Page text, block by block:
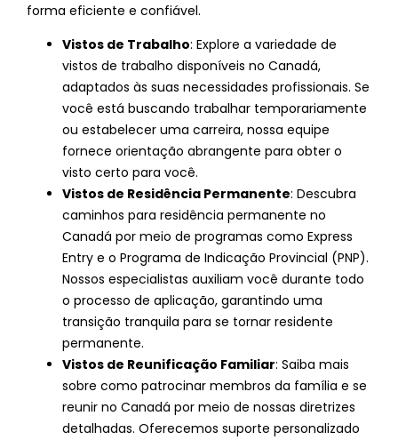
forma eficiente e confiável.
Vistos de Trabalho: Explore a variedade de
vistos de trabalho disponíveis no Canadá,
adaptados às suas necessidades profissionais. Se
você está buscando trabalhar temporariamente
ou estabelecer uma carreira, nossa equipe
fornece orientação abrangente para obter o
visto certo para você.
Vistos de Residência Permanente: Descubra
caminhos para residência permanente no
Canadá por meio de programas como Express
Entry e o Programa de Indicação Provincial (PNP).
Nossos especialistas auxiliam você durante todo
o processo de aplicação, garantindo uma
transição tranquila para se tornar residente
permanente.
Vistos de Reunificação Familiar: Saiba mais
sobre como patrocinar membros da família e se
reunir no Canadá por meio de nossas diretrizes
detalhadas. Oferecemos suporte personalizado